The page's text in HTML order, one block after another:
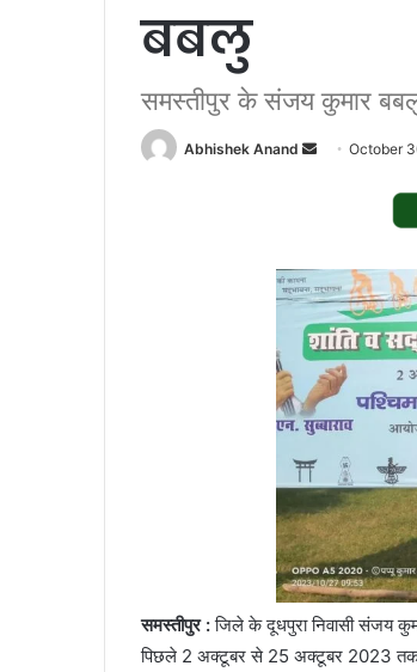
बबलु
समस्तीपुर के संजय कुमार बबलु
Abhishek Anand
SendOctober
समस्तीपुर :जिले के दूधपुरा निवासी संजय
पिछले 2 अक्टूबर से 25 अक्टूबर 2023 तक